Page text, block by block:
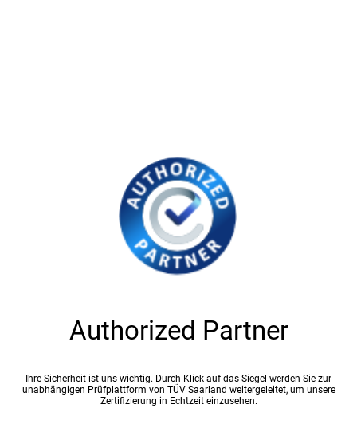
Authorized Partner
Ihre Sicherheit ist uns wichtig. Durch Klick auf das Siegel werden Sie zur
unabhängigen Prüfplattform von TÜV Saarland weitergeleitet, um unsere
Zertifizierung in Echtzeit einzusehen.